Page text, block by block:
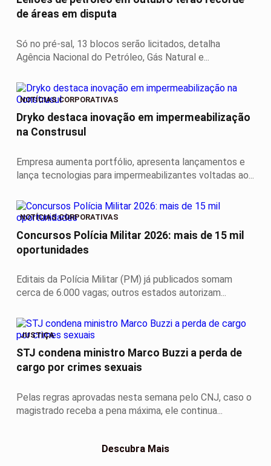
de áreas em disputa
Só no pré-sal, 13 blocos serão licitados, detalha
Agência Nacional do Petróleo, Gás Natural e...
NOTÍCIAS CORPORATIVAS
Dryko destaca inovação em impermeabilização
na Construsul
Empresa aumenta portfólio, apresenta lançamentos e
lança tecnologias para impermeabilizantes voltadas ao...
NOTÍCIAS CORPORATIVAS
Concursos Polícia Militar 2026: mais de 15 mil
oportunidades
Editais da Polícia Militar (PM) já publicados somam
cerca de 6.000 vagas; outros estados autorizam...
JUSTIÇA
STJ condena ministro Marco Buzzi a perda de
cargo por crimes sexuais
Pelas regras aprovadas nesta semana pelo CNJ, caso o
magistrado receba a pena máxima, ele continua...
Descubra Mais